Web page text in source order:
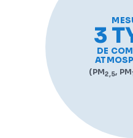
3
DE
(PM2,5, PM